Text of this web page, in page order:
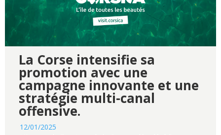
La Corse intensifie sa
promotion avec une
campagne innovante et une
stratégie multi-canal
offensive.
12/01/2025